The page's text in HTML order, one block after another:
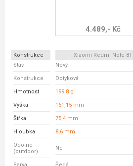
4.489,- Kč
Konstrukce Xiaomi Redmi Note 8T
Stav
Nový
Konstrukce Dotyková
Hmotnost 199,8 g
Výška 161,15 mm
Šířka 75,4 mm
Hloubka 8,6 mm
Odolné
(outdoor)
Ne